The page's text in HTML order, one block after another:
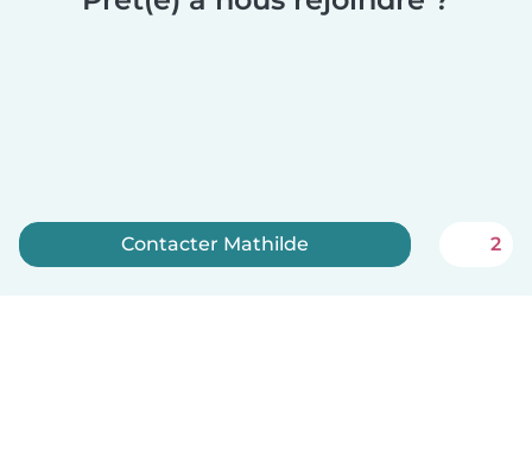
Contacter Mathilde 2